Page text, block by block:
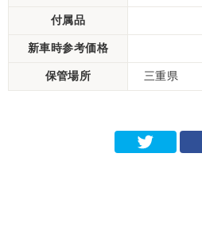
付属品
新車時参考価格
保管場所 三重県